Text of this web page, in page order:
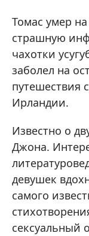
Томас умер
страшную
чахотки
заболел на
путешествия
Ирландии.
Известно о
Джона.
девушек
самого
сексуальный